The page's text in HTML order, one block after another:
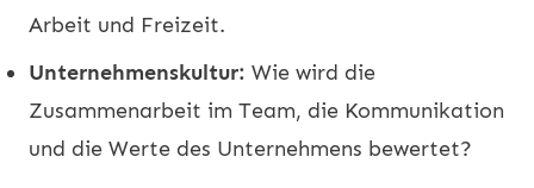
Arbeit und Freizeit.
Unternehmenskultur: Wie wird die
Zusammenarbeit im Team, die Kommunikation
und die Werte des Unternehmens bewertet?